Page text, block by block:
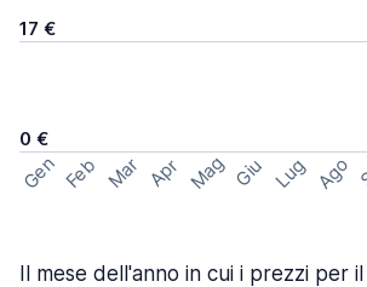
17 €
0 €
Gen Feb Mar Apr Mag Giu Lug Ago
Il mese dell'anno in cui i prezzi per